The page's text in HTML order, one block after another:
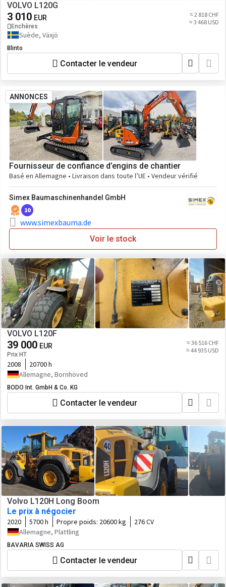
VOLVO L120G
3 010 EUR
Enchères
≈ 2 818 CHF
≈ 3 468 USD
Suède, Växjö
Blinto
Contacter le vendeur
ANNONCES
Fournisseur de confiance d’engins de chantier
Basé en Allemagne • Livraison dans toute l’UE • Vendeur vérifié
Simex Baumaschinenhandel GmbH
10
www.simexbauma.de
Voir le stock
VOLVO L120F
39 000 EUR
Prix HT
≈ 36 516 CHF
≈ 44 935 USD
2008
20700 h
Allemagne, Bornhöved
BODO Int. GmbH & Co. KG
Contacter le vendeur
Volvo L120H Long Boom
Le prix à négocier
2020 5700 h Propre poids: 20600 kg
276 CV
Allemagne, Plattling
BAVARIA SWISS AG
Contacter le vendeur